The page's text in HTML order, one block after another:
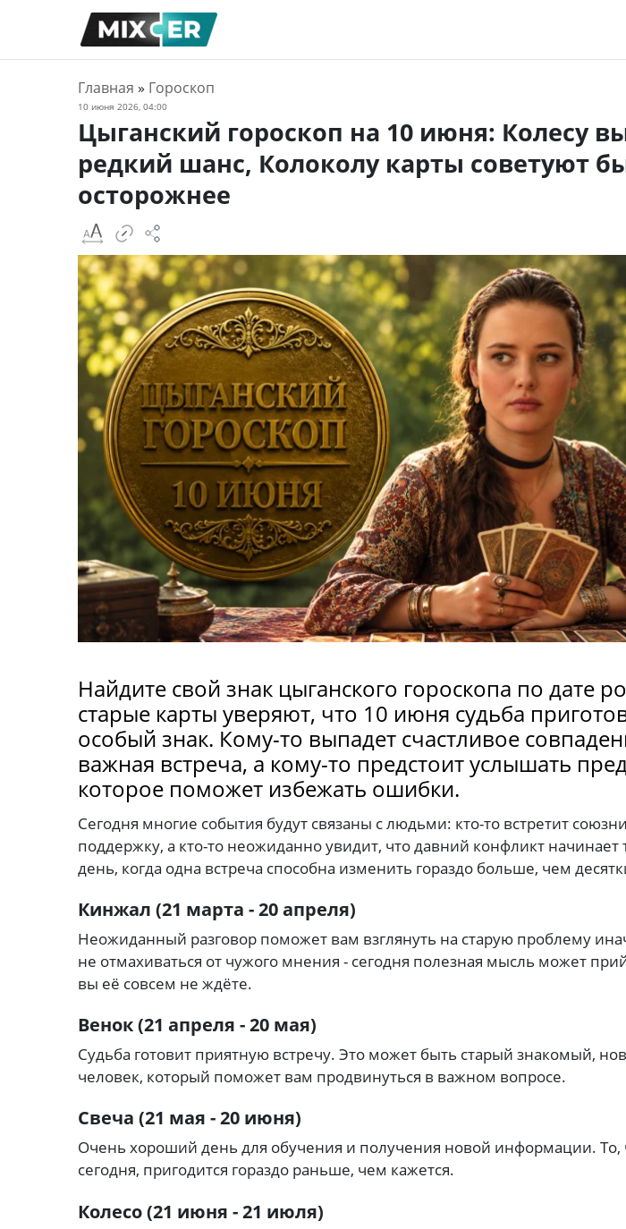
Главная » Гороскоп
10 июня 2026, 04:00
Цыганский гороскоп на 10 июня: Колесу
редкий шанс, Колоколу карты советуют
осторожнее
Найдите свой знак цыганского гороскопа по дате
старые карты уверяют, что 10 июня судьба
особый знак. Кому-то выпадет счастливое
важная встреча, а кому-то предстоит услышать
которое поможет избежать ошибки.
Сегодня многие события будут связаны с людьми: кто-то встретит
поддержку, а кто-то неожиданно увидит, что давний конфликт начинает
день, когда одна встреча способна изменить гораздо больше, чем
Кинжал (21 марта - 20 апреля)
Неожиданный разговор поможет вам взглянуть на старую проблему
не отмахиваться от чужого мнения - сегодня полезная мысль может
вы её совсем не ждёте.
Венок (21 апреля - 20 мая)
Судьба готовит приятную встречу. Это может быть старый знакомый,
человек, который поможет вам продвинуться в важном вопросе.
Свеча (21 мая - 20 июня)
Очень хороший день для обучения и получения новой информации. То,
сегодня, пригодится гораздо раньше, чем кажется.
Колесо (21 июня - 21 июля)